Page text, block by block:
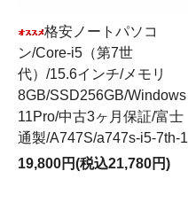
格安ノートパソコ
ン/Core-i5（第7世
代）/15.6インチ/メモリ
8GB/SSD256GB/Windows
11Pro/中古3ヶ月保証/富士
通製/A747S/a747s-i5-7th-1
19,800円(税込21,780円)